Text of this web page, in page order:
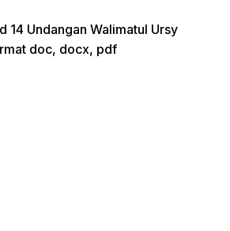
14 Undangan Walimatul Ursy
doc, docx, pdf